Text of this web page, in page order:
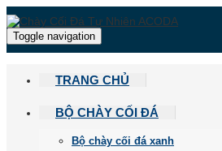
Toggle navigation
TRANG CHỦ
BỘ CHÀY CỐI ĐÁ
Bộ chày cối đá xanh